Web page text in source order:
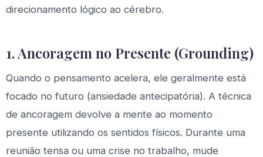
direcionamento lógico ao cérebro.
1. Ancoragem no Presente (Grounding)
Quando o pensamento acelera, ele geralmente está
focado no futuro (ansiedade antecipatória). A técnica
de ancoragem devolve a mente ao momento
presente utilizando os sentidos físicos. Durante uma
reunião tensa ou uma crise no trabalho, mude